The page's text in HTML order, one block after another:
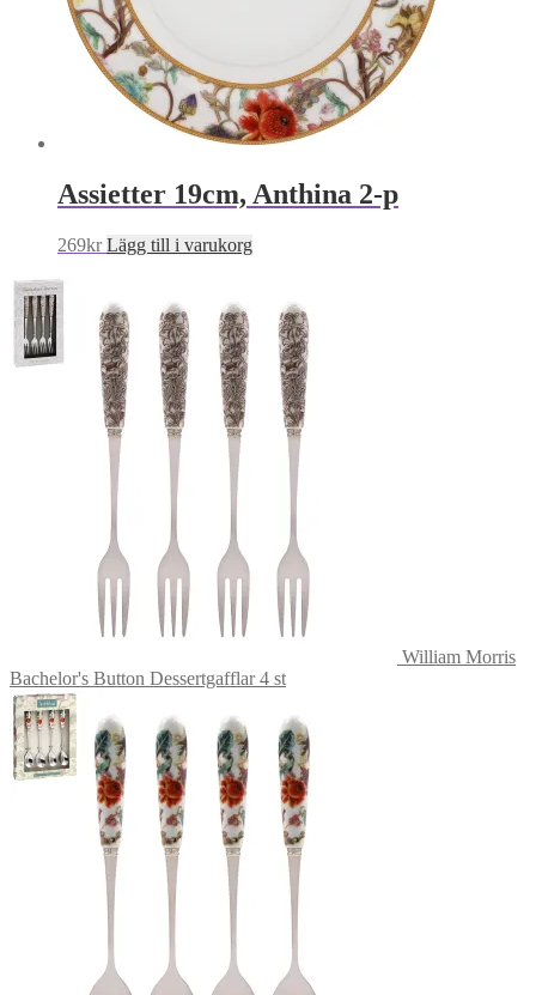
Assietter 19cm, Anthina 2-p
269kr Lägg till i varukorg
William Morris
Bachelor's Button Dessertgafflar 4 st